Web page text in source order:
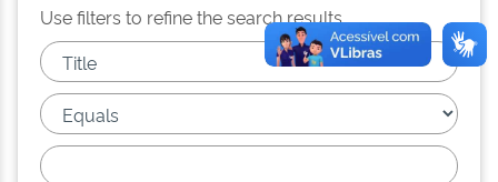
Use filters to refine the search results.